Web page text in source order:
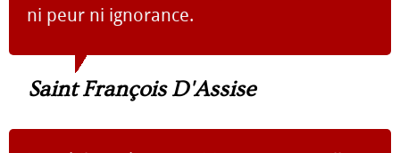
ni peur ni ignorance.
Saint François D'Assise